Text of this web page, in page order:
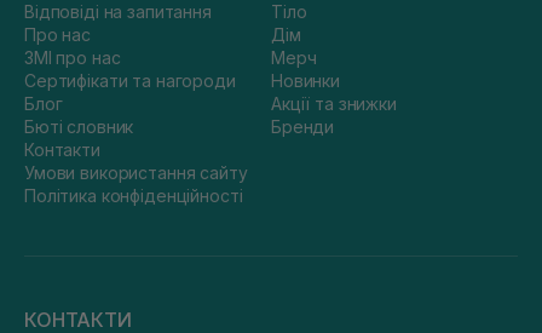
Відповіді на запитання
Про нас
ЗМІ про нас
Сертифікати та нагороди
Блог
Бюті словник
Контакти
Умови використання сайту
Політика конфіденційності
Тіло
Дім
Мерч
Новинки
Акції та знижки
Бренди
КОНТАКТИ